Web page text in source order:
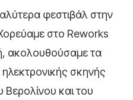
φεστιβάλ στην
στο Reworks
ακολουθούσαμε τα
σκηνής
και του